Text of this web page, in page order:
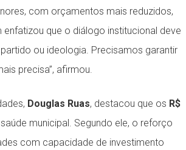
com orçamentos mais reduzidos,
que o diálogo institucional deve
ou ideologia. Precisamos garantir
precisa”, afirmou.
Douglas Ruas, destacou que os R$
municipal. Segundo ele, o reforço
com capacidade de investimento